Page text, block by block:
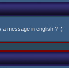
a message in english ? :)